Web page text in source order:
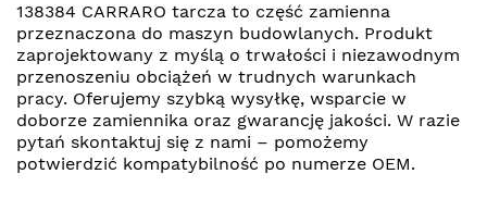
138384 CARRARO tarcza to część zamienna
przeznaczona do maszyn budowlanych. Produkt
zaprojektowany z myślą o trwałości i niezawodnym
przenoszeniu obciążeń w trudnych warunkach
pracy. Oferujemy szybką wysyłkę, wsparcie w
doborze zamiennika oraz gwarancję jakości. W razie
pytań skontaktuj się z nami – pomożemy
potwierdzić kompatybilność po numerze OEM.